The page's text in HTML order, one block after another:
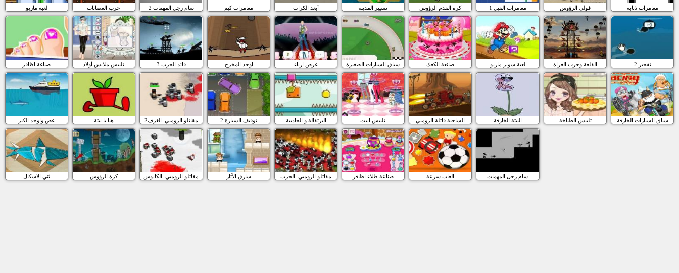
لعبة ماريو حرب العصابات سام رجل المهمات 2 مغامرات كيم أبعد الكرات تسيير المدينة كرة القدم الرؤوس مغامرات الفيل 1 فولي الرؤوس مغامرات ذبابة
صباغة اظافر تلبيس ملابس أولاد قائد الحرب 3 اوجد المخرج عرض ازياء سباق السيارات الصغيرة صانعة الكعك لعبة سوبر ماريو القلعة وحرب الغزاة تفجير 2
غص واوجد الكنز هيا يا نبتة مقاتلو الزومبي: الغرف2 توقيف السيارة 2 البرتقالة و الجاذبية تلبيس انيت الشاحنة قاتلة الزومبي النبتة الخارقة تلبيس الطباخة سباق السيارات الخارقة
ثني الاشكال كرة الرؤوس مقاتلو الزومبي: الكابوس سارق الآثار مقاتلو الزومبي: الحرب صناعة طلاء اظافر العاب سرعة سام رجل المهمات